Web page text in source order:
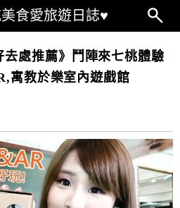
食愛旅遊日誌♥
處推薦》鬥陣來七桃體驗
寓教於樂室內遊戲館